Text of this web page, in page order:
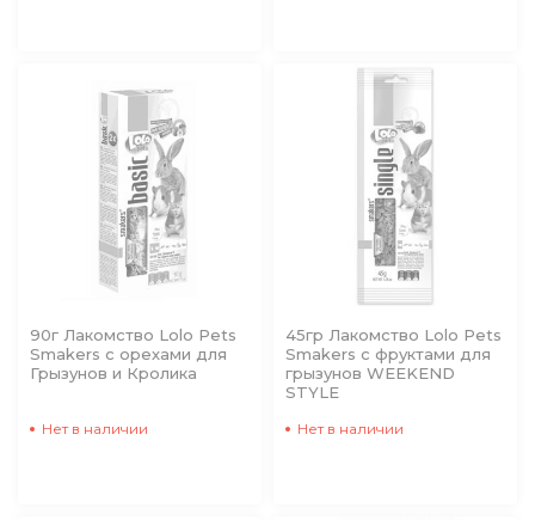
90г Лакомство Lolo Pets
Smakers с орехами для
Грызунов и Кролика
Нет в наличии
45гр Лакомство Lolo Pets
Smakers с фруктами для
грызунов WEEKEND
STYLE
Нет в наличии